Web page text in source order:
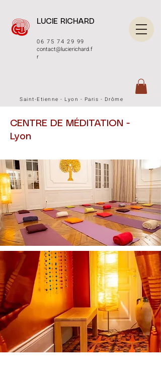
LUCIE RICHARD
06 75 74 29 99
contact@lucierichard.f
r
Saint-Etienne - Lyon - Paris - Drôme
CENTRE DE MÉDITATION -
Lyon